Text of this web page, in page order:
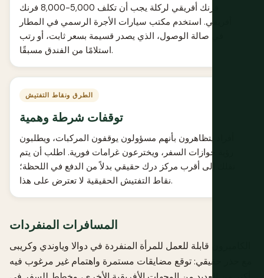
فرنك أفريقي لركلة يجب أن تكلف 5,000-8,000 فرنك
أفريقي. استخدم مكتب سيارات الأجرة الرسمي في المطار
في صالة الوصول، الذي يصدر قسيمة بسعر ثابت، أو رتب
استلامًا من الفندق مسبقًا.
الطرق ونقاط التفتيش
توقفات شرطة وهمية
أفراد يتظاهرون بأنهم مسؤولون يوقفون المركبات، ويطلبون
رؤية جوازات السفر، ويخترعون غرامات فورية. اطلب أن يتم
نقلك إلى أقرب مركز درك حقيقي بدلاً من الدفع في اللحظة؛
نقاط التفتيش الحقيقية لا تعترض على هذا.
المسافرات المنفردات
الكاميرون قابلة للعمل للمرأة المنفردة في دوالا وياوندي وكريبى
مع حذر حقيقي: توقع مضايقات مستمرة واهتمام غير مرغوب فيه